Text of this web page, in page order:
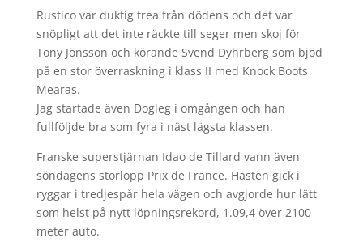
Rustico var duktig trea från dödens och det var
snöpligt att det inte räckte till seger men skoj för
Tony Jönsson och körande Svend Dyhrberg som bjöd
på en stor överraskning i klass II med Knock Boots
Mearas.
Jag startade även Dogleg i omgången och han
fullföljde bra som fyra i näst lägsta klassen.
Franske superstjärnan Idao de Tillard vann även
söndagens storlopp Prix de France. Hästen gick i
ryggar i tredjespår hela vägen och avgjorde hur lätt
som helst på nytt löpningsrekord, 1.09,4 över 2100
meter auto.